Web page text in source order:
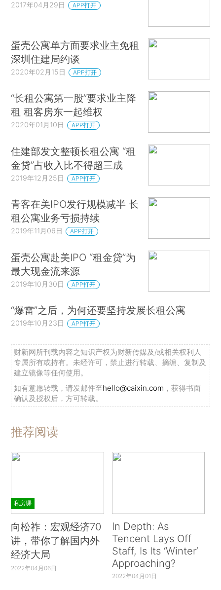
2017年04月29日 APP打开
蛋壳公寓单方面要求业主免租
深圳住建局约谈
2020年02月15日 APP打开
“长租公寓第一股”要求业主降
租 租客房东一起维权
2020年01月10日 APP打开
住建部发文整顿长租公寓 “租
金贷”占收入比不得超三成
2019年12月25日 APP打开
青客在美IPO发行规模减半 长
租公寓业务亏损持续
2019年11月06日 APP打开
蛋壳公寓赴美IPO “租金贷”为
最大现金流来源
2019年10月30日 APP打开
“爆雷”之后，为何还要坚持发展长租公寓
2019年10月23日 APP打开
财新网所刊载内容之知识产权为财新传媒及/或相关权利人
专属所有或持有。未经许可，禁止进行转载、摘编、复制及
建立镜像等任何使用。
如有意愿转载，请发邮件至hello@caixin.com ，获得书面
确认及授权后，方可转载。
推荐阅读
私房课
向松祚：宏观经济70
讲，带你了解国内外
经济大局
2022年04月06日
In Depth: As
Tencent Lays Off
Staff, Is Its ‘Winter’
Approaching?
2022年04月01日